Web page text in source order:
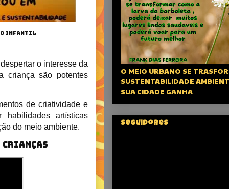
INFANTIL
o interesse da
criança são potentes
de criatividade e
habilidades artísticas
do meio ambiente.
CRIANÇAS
O MEIO URBANO SE
SUSTENTABILIDADE
SUA CIDADE GANHA
Seguidores